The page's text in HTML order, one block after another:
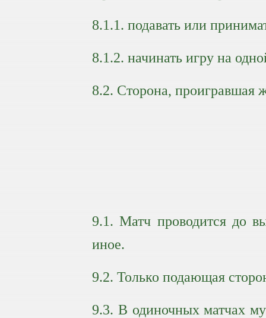
8.1.1. подавать или
8.1.2. начинать игру на
8.2. Сторона, проигравшая
9.1. Матч проводится до
иное.
9.2. Только подающая
9.3. В одиночных матчах